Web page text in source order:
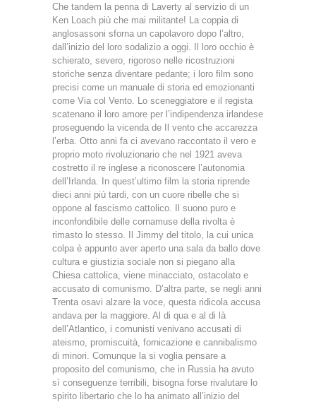
Che tandem la penna di Laverty al servizio di un
Ken Loach più che mai militante! La coppia di
anglosassoni sforna un capolavoro dopo l’altro,
dall’inizio del loro sodalizio a oggi. Il loro occhio è
schierato, severo, rigoroso nelle ricostruzioni
storiche senza diventare pedante; i loro film sono
precisi come un manuale di storia ed emozionanti
come Via col Vento. Lo sceneggiatore e il regista
scatenano il loro amore per l’indipendenza irlandese
proseguendo la vicenda de Il vento che accarezza
l’erba. Otto anni fa ci avevano raccontato il vero e
proprio moto rivoluzionario che nel 1921 aveva
costretto il re inglese a riconoscere l’autonomia
dell’Irlanda. In quest’ultimo film la storia riprende
dieci anni più tardi, con un cuore ribelle che si
oppone al fascismo cattolico. Il suono puro e
inconfondibile delle cornamuse della rivolta è
rimasto lo stesso. Il Jimmy del titolo, la cui unica
colpa è appunto aver aperto una sala da ballo dove
cultura e giustizia sociale non si piegano alla
Chiesa cattolica, viene minacciato, ostacolato e
accusato di comunismo. D’altra parte, se negli anni
Trenta osavi alzare la voce, questa ridicola accusa
andava per la maggiore. Al di qua e al di là
dell’Atlantico, i comunisti venivano accusati di
ateismo, promiscuità, fornicazione e cannibalismo
di minori. Comunque la si voglia pensare a
proposito del comunismo, che in Russia ha avuto
sì conseguenze terribili, bisogna forse rivalutare lo
spirito libertario che lo ha animato all’inizio del